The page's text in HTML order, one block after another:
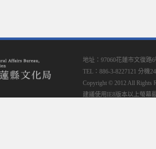
地址：97060花蓮市文復路
TEL：886-3-8227121 分機
Copyright © 2012 All Rights
建議使用IE8版本以上螢幕